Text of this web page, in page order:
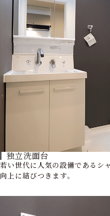
独立洗面台
若い世代に人気の設備であるシ
向上に結びつきます。